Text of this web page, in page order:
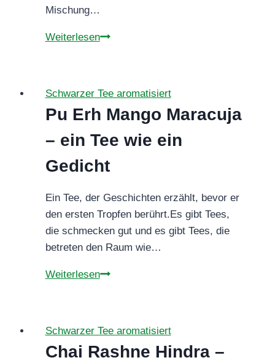
Mischung…
WeiterlesenPu
Schwarzer Tee aromatisiert
Pu Erh Mango Maracuja
– ein Tee wie ein
Gedicht
Ein Tee, der Geschichten erzählt, bevor er
den ersten Tropfen berührt.Es gibt Tees,
die schmecken gut und es gibt Tees, die
betreten den Raum wie…
WeiterlesenPu
ein
Schwarzer Tee aromatisiert
Chai Rashne Hindra –